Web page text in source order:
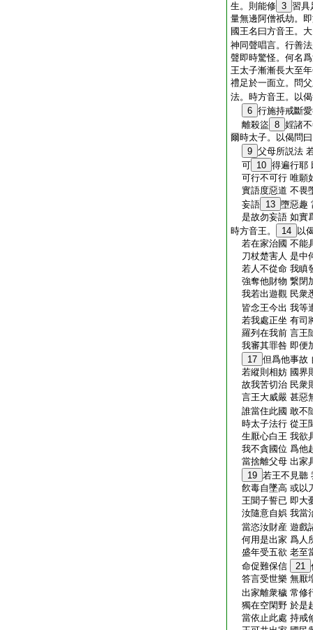
生。則能修 3 習具
量無邊阿僧祇劫。
國王名曰方音王。
神同聲唱言。行善
聲即時驚怪。何名
王太子漸漸長大至
禮足於一面立。問
法。時方音王。以
6 行施持戒斷
離殺盜 8 婬諸
爾時太子。以偈問曰
9 父母所説法
可 10 得遍行耶
可行不可行 唯願
實語度惡道 不畏
妄語 13 墮惡趣
是故勿妄語 如實
時方音王。
14
以
若在家治國 不能
刀杖楚害人 是中
若人不從命 我瞋
強奪他財物 繋閉
我若出遊觀 民衆
皆念王今出 我等
若我處正坐 有司
羅列在我前 言王
我審其罪咎 即便
17 但爲他事故
若縱則相妨 國界
故我苦切治 民衆
言王大威嚴 甚惡
誰當住此國 敢不
時太子法行 從王
生厭心白王 我欲
我不貪國位 爲他
當捨離父母 出家
19 若王不見聽
飮毒自墜高 或以
王聞子誓已 即大
汝隨意自娯 我當
當恣汝財産 遊戲
何用是出家 爲人
盛年受五欲 老至
命促難保信
21
答言受世樂 無厭
出家離衆穢 常修
獨在空閑野 於是
當依止此處 持戒